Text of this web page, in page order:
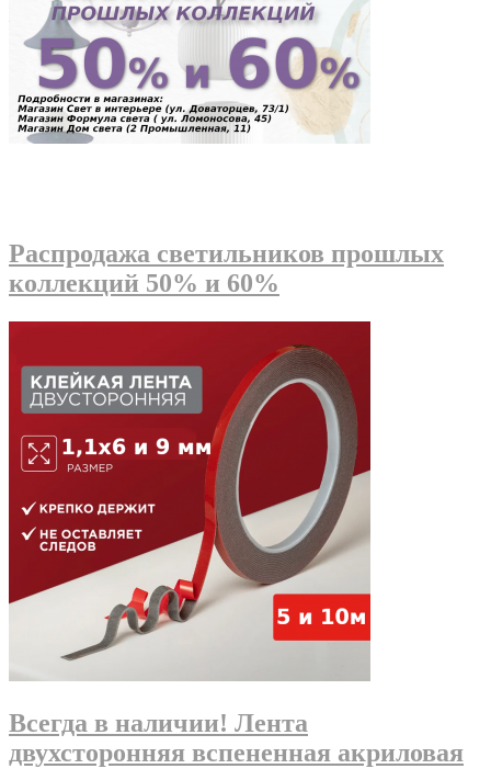
Распродажа светильников прошлых
коллекций 50% и 60%
Всегда в наличии! Лента
двухсторонняя вспененная акриловая